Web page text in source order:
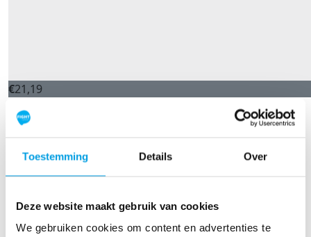
Toestemming Details Over
Deze website maakt gebruik van cookies
We gebruiken cookies om content en advertenties te
€21,19
Our Team Members